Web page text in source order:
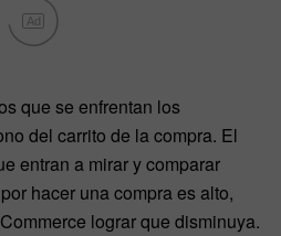
Ad
que se enfrentan los
del carrito de la compra. El
entran a mirar y comparar
hacer una compra es alto,
lograr que disminuya.